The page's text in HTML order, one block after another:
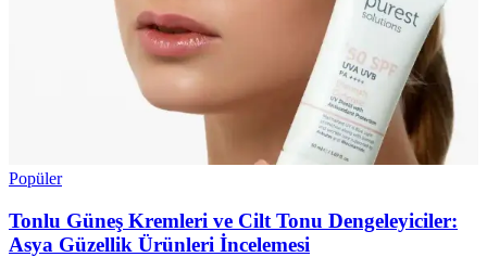
Popüler
Tonlu Güneş Kremleri ve Cilt Tonu Dengeleyiciler:
Asya Güzellik Ürünleri İncelemesi